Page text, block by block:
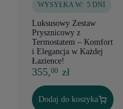
WYSYŁKA W: 5 DNI
Luksusowy Zestaw
Prysznicowy z
Termostatem – Komfort
i Elegancja w Każdej
Łazience!
355,00 zł
Dodaj do koszyka